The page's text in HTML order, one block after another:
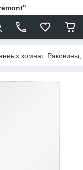
комнат.